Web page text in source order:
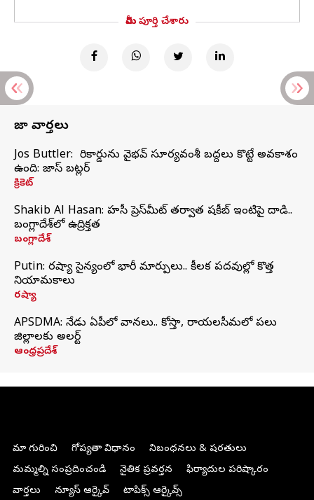
మీరు పూర్తి చేశారు
తాజా వార్తలు
Jos Buttler: నా రికార్డును వైభవ్ సూర్యవంశీ బద్దలు కొట్టే అవకాశం
ఉంది: జాస్ బట్లర్
క్రికెట్
Shakib Al Hasan: హసీనా ప్రెస్‌మీట్‌ తర్వాత షకీబ్‌ ఇంటిపై దాడి..
బంగ్లాదేశ్‌లో ఉద్రిక్తత
బంగ్లాదేశ్
Putin: రష్యా సైన్యంలో భారీ మార్పులు.. కీలక పదవుల్లో కొత్త
నియామకాలు
రష్యా
APSDMA: నేడు ఏపీలో వానలు.. కోస్తా, రాయలసీమలో పలు
జిల్లాలకు అలర్ట్
ఆంధ్రప్రదేశ్
మా గురించి గోప్యతా విధానం
నిబంధనలు & షరతులు
మమ్మల్ని సంప్రదించండి
నైతిక ప్రవర్తన
ఫిర్యాదుల పరిష్కారం
వార్తలు
న్యూస్ ఆర్కైవ్ టాపిక్స్ ఆర్కైవ్స్